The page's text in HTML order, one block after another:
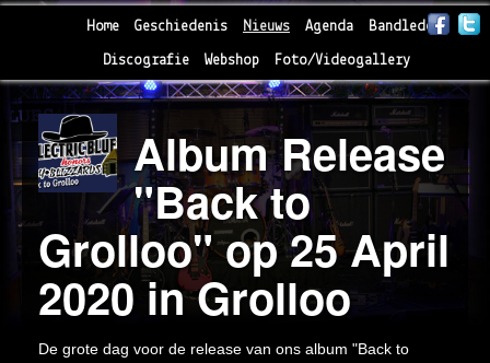
Home Geschiedenis Nieuws Agenda Bandleden
Discografie Webshop Foto/Videogallery
Album Release
"Back to
Grolloo" op 25 April
2020 in Grolloo
De grote dag voor de release van ons album "Back to